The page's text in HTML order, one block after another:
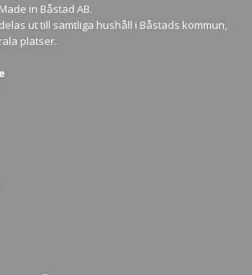
in Båstad AB.
ut till samtliga hushåll i Båstads kommun,
platser.